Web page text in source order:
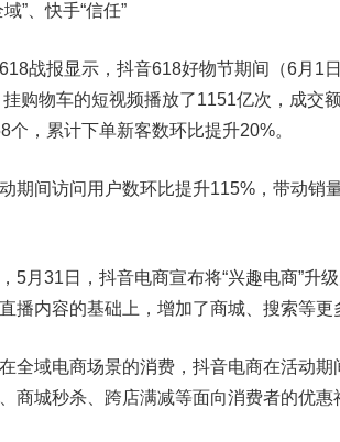
”、快手“信任”
战报显示，抖音618好物节期间（6月1
购物车的短视频播放了1151亿次，成交
，累计下单新客数环比提升20%。
间访问用户数环比提升115%，带动销
31日，抖音电商宣布将“兴趣电商”升级
播内容的基础上，增加了商城、搜索等更
域电商场景的消费，抖音电商在活动期
商城秒杀、跨店满减等面向消费者的优惠